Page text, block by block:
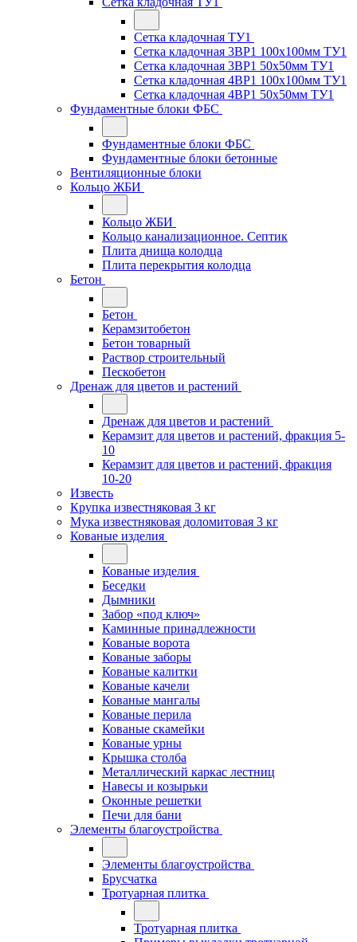
Сетка кладочная ТУ1
Сетка кладочная 3ВР1 100x100мм ТУ1
Сетка кладочная 3ВР1 50x50мм ТУ1
Сетка кладочная 4ВР1 100x100мм ТУ1
Сетка кладочная 4ВР1 50x50мм ТУ1
Фундаментные блоки ФБС
Фундаментные блоки ФБС
Фундаментные блоки бетонные
Вентиляционные блоки
Кольцо ЖБИ
Кольцо ЖБИ
Кольцо канализационное. Септик
Плита днища колодца
Плита перекрытия колодца
Бетон
Бетон
Керамзитобетон
Бетон товарный
Раствор строительный
Пескобетон
Дренаж для цветов и растений
Дренаж для цветов и растений
Керамзит для цветов и растений, фракция 5-
10
Керамзит для цветов и растений, фракция
10-20
Известь
Крупка известняковая 3 кг
Мука известняковая доломитовая 3 кг
Кованые изделия
Кованые изделия
Беседки
Дымники
Забор «под ключ»
Каминные принадлежности
Кованые ворота
Кованые заборы
Кованые калитки
Кованые качели
Кованые мангалы
Кованые перила
Кованые скамейки
Кованые урны
Крышка столба
Металлический каркас лестниц
Навесы и козырьки
Оконные решетки
Печи для бани
Элементы благоустройства
Элементы благоустройства
Брусчатка
Тротуарная плитка
Тротуарная плитка